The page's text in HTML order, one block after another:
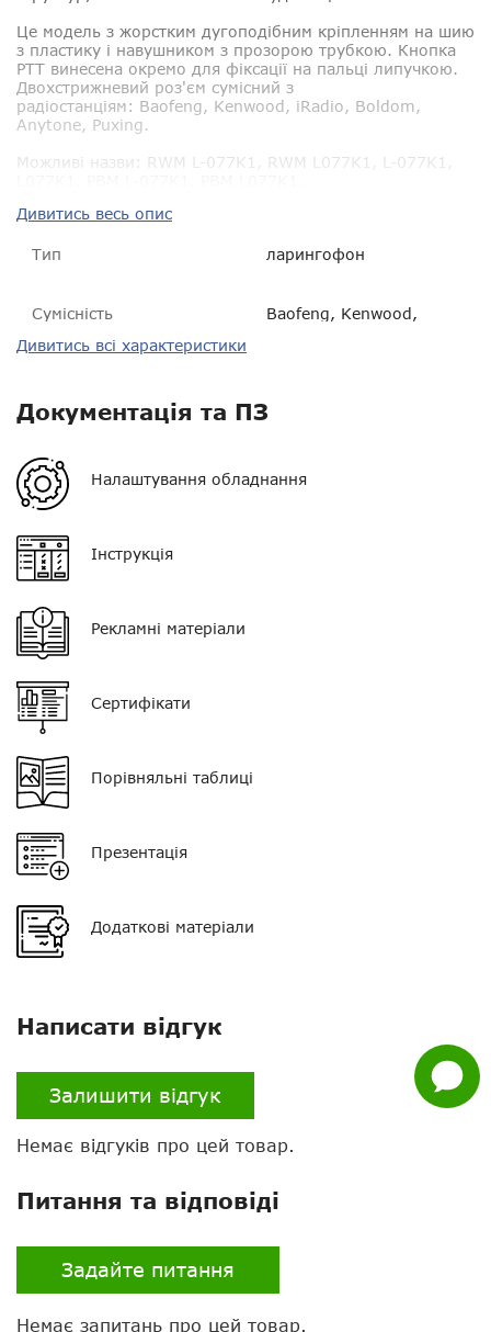
Задати
питання
Це модель з жорстким дугоподібним кріпленням на шию
з пластику і навушником з прозорою трубкою. Кнопка
PTT винесена окремо для фіксації на пальці липучкою.
Двохстрижневий роз'єм сумісний з
радіостанціям: Baofeng, Kenwood, iRadio, Boldom,
Anytone, Puxing.
Можливі назви: RWM L-077K1, RWM L077K1, L-077K1,
Дивитись весь опис
Тип ларингофон
Сумісність
Baofeng, Kenwood,
VOX ?
Кнопка PTT
Роз'єм
Дивитись всі характеристики
Документація та ПЗ
Налаштування обладнання
Інструкція
Рекламні матеріали
Сертифікати
Порівняльні таблиці
Презентація
Додаткові матеріали
Написати відгук
Залишити відгук
Немає відгуків про цей товар.
Питання та відповіді
Задайте питання
Немає запитань про цей товар.